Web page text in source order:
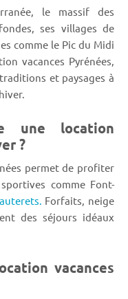
le massif des
ses villages de
comme le Pic du Midi
vacances Pyrénées,
et paysages à
une location
?
permet de profiter
comme Font-
Forfaits, neige
des séjours idéaux
vacances